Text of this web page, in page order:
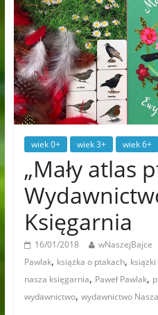
wiek 0+ wiek 3+ wiek 6+
„Mały atlas
Księgarnia
16/01/2018 wNaszejBajce
Pawlak, książka o ptakach,
nasza księgarnia, Paweł Pawlak,
wydawnictwo, wydawnictwo